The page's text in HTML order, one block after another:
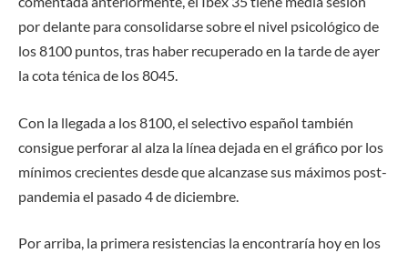
por delante para consolidarse sobre el nivel psicológico de
los 8100 puntos, tras haber recuperado en la tarde de ayer
la cota ténica de los 8045.
Con la llegada a los 8100, el selectivo español también
consigue perforar al alza la línea dejada en el gráfico por los
mínimos crecientes desde que alcanzase sus máximos post-
pandemia el pasado 4 de diciembre.
Por arriba, la primera resistencias la encontraría hoy en los